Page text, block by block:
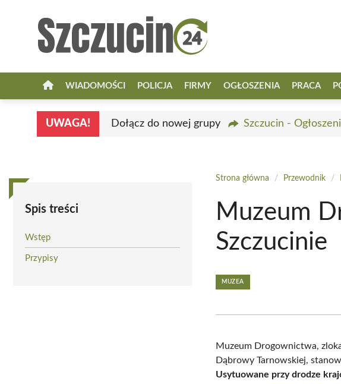
WIADOMOŚCI POLICJA FIRMY OGŁOSZENIA PRACA
UWAGA! Dołącz do nowej grupy Szczucin -
Spis treści
Wstęp
Przypisy
Strona główna / Przewodnik /
Muzeum
Szczucinie
MUZEA
Muzeum Drogownictwa,
Dąbrowy Tarnowskiej,
Usytuowane przy drodze